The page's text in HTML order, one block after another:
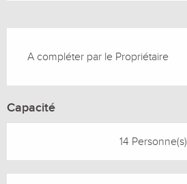
A compléter par le Propriétaire
Capacité
14 Personne(s)